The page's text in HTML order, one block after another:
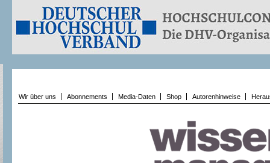
Wir über uns Abonnements Media-Daten Shop Autorenhinweise